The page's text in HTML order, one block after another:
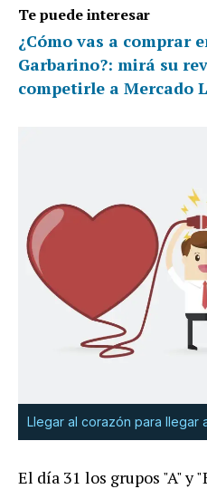
Te puede interesar
¿Cómo vas a comprar
Garbarino?: mirá su
competirle a Mercado
Llegar al corazón para llegar
El día 31 los grupos "A" y